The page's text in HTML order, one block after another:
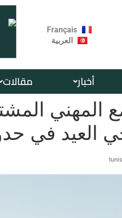
Français
العربية
أخبار مقالات
المهني
في حدود 21.900 د للكلغ